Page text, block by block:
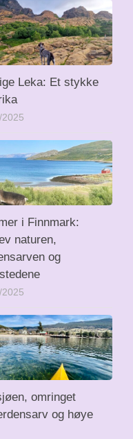
Leka: Et stykke
2025
i Finnmark:
naturen,
og
2025
omringet
og høye